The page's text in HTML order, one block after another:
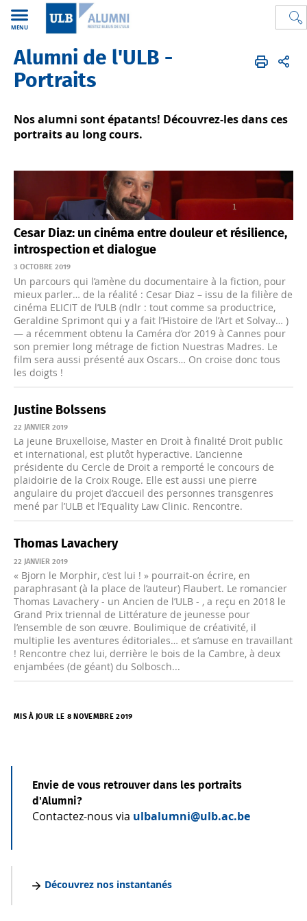
MENU
Alumni de l'ULB FR Alumni Portraits
Alumni de l'ULB -
Portraits
Nos alumni sont épatants! Découvrez-les dans ces
portraits au long cours.
Cesar Diaz: un cinéma entre douleur et résilience,
introspection et dialogue
3 OCTOBRE 2019
Un parcours qui l’amène du documentaire à la fiction, pour
mieux parler… de la réalité : Cesar Diaz – issu de la filière de
cinéma ELICIT de l’ULB (ndlr : tout comme sa productrice,
Geraldine Sprimont qui y a fait l’Histoire de l’Art et Solvay… )
— a récemment obtenu la Caméra d’or 2019 à Cannes pour
son premier long métrage de fiction Nuestras Madres. Le
film sera aussi présenté aux Oscars… On croise donc tous
les doigts !
Justine Bolssens
22 JANVIER 2019
La jeune Bruxelloise, Master en Droit à finalité Droit public
et international, est plutôt hyperactive. L’ancienne
présidente du Cercle de Droit a remporté le concours de
plaidoirie de la Croix Rouge. Elle est aussi une pierre
angulaire du projet d’accueil des personnes transgenres
mené par l’ULB et l’Equality Law Clinic. Rencontre.
Thomas Lavachery
22 JANVIER 2019
« Bjorn le Morphir, c’est lui ! » pourrait-on écrire, en
paraphrasant (à la place de l’auteur) Flaubert. Le romancier
Thomas Lavachery - un Ancien de l’ULB - , a reçu en 2018 le
Grand Prix triennal de Littérature de jeunesse pour
l’ensemble de son œuvre. Boulimique de créativité, il
multiplie les aventures éditoriales… et s’amuse en travaillant
! Rencontre chez lui, derrière le bois de la Cambre, à deux
enjambées (de géant) du Solbosch...
MIS À JOUR LE 8 NOVEMBRE 2019
Envie de vous retrouver dans les portraits
d'Alumni?
Contactez-nous via ulbalumni@ulb.ac.be
Découvrez nos instantanés